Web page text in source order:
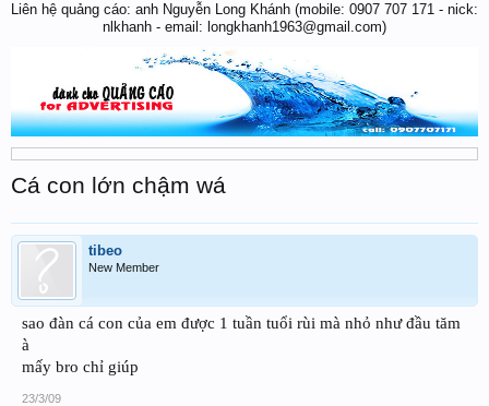
Liên hệ quảng cáo: anh Nguyễn Long Khánh (mobile: 0907 707 171 - nick:
nlkhanh - email: longkhanh1963@gmail.com)
Cá con lớn chậm wá
tibeo
New Member
sao đàn cá con của em được 1 tuần tuổi rùi mà nhỏ như đầu tăm
à
mấy bro chỉ giúp
23/3/09